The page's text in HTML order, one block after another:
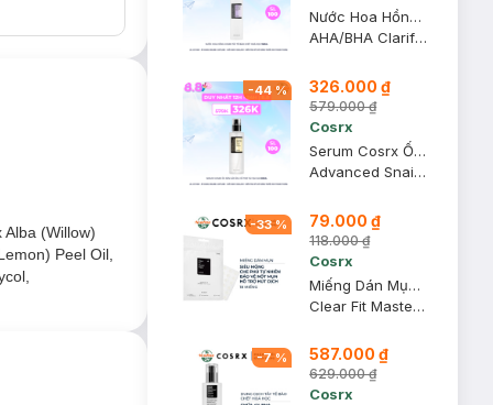
(Willow)
Peel Oil,
Nước Hoa Hồng Cosrx Tẩy Tế Bào Chết Hoá Học 150ml
AHA/BHA Clarifying Treatment Toner
-44% 326.000 ₫
579.000 ₫
Cosrx
Serum Cosrx Ốc Sên Cấp Ẩm, Hỗ Trợ Tái Tạo Da 100ml
Advanced Snail 96 Mucin Power Essence
-33% 79.000 ₫
118.000 ₫
Cosrx
Miếng Dán Mụn Cosrx Siêu Mỏng, Che Phủ Tự Nhiên 18 Miếng
Clear Fit Master Patch
-7% 587.000 ₫
629.000 ₫
Cosrx